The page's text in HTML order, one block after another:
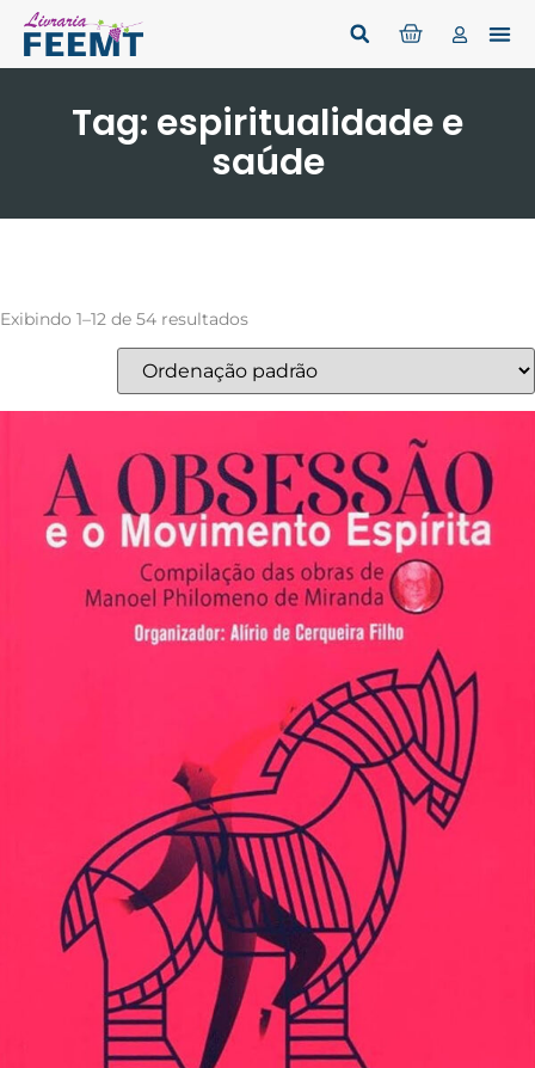
Tag: espiritualidade e
saúde
Exibindo 1–12 de 54 resultados